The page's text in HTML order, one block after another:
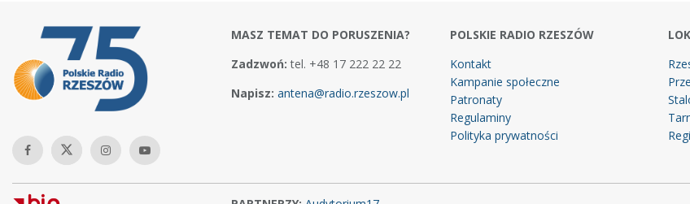
MASZ TEMAT DO PORUSZENIA?
Zadzwoń: tel. +48 17 222 22 22
Napisz: antena@radio.rzeszow.pl
POLSKIE RADIO RZESZÓW
Kontakt
Kampanie społeczne
Patronaty
Regulaminy
Polityka prywatności